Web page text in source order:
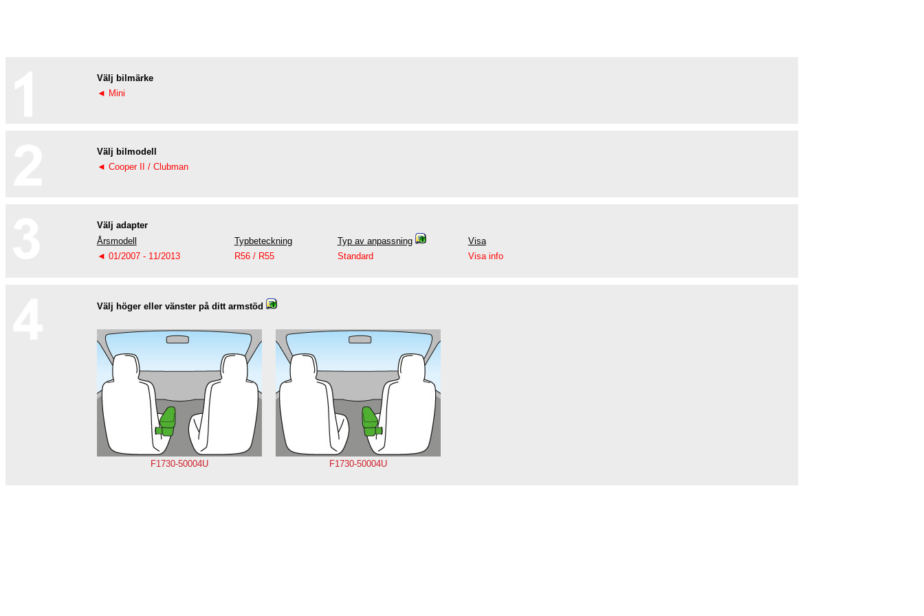
Välj bilmärke
◄ Mini
Välj bilmodell
◄ Cooper II / Clubman
Välj adapter
Årsmodell
Typbeteckning Typ av anpassning
Visa
◄ 01/2007 - 11/2013
R56 / R55 Standard Visa info
Välj höger eller vänster på ditt armstöd
F1730-50004U F1730-50004U